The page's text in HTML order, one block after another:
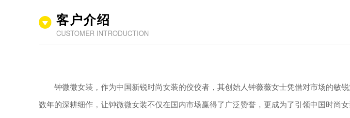
客户介绍
CUSTOMER INTRODUCTION
钟微微女装，作为中国新锐时尚女装的佼佼者，其创始人钟薇薇女士凭借对市场的敏
数年的深耕细作，让钟微微女装不仅在国内市场赢得了广泛赞誉，更成为了引领中国时尚女